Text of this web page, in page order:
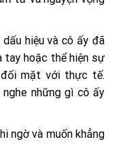
dấu hiệu và cô ấy đã
tay hoặc thể hiện sự
đối mặt với thực tế.
những gì cô ấy
ngờ và muốn khẳng